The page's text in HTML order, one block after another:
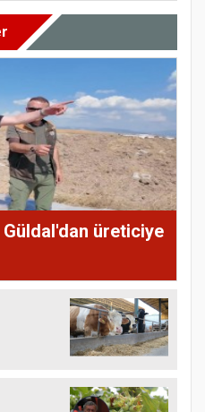
üreticiye